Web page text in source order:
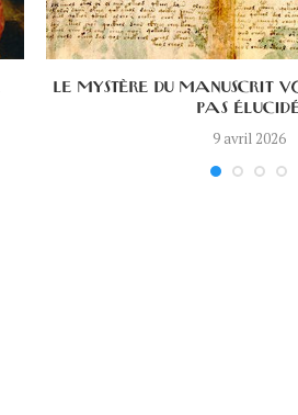
LE MYSTÈRE DU MANUSCRIT
PAS
9 avril 2026